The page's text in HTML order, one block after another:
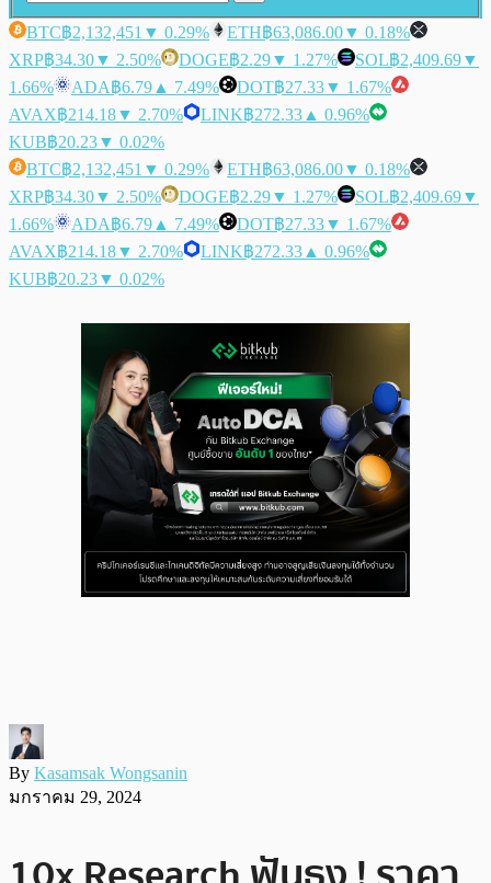
BTC฿2,132,451 ▼ 0.29% ETH฿63,086.00▼ 0.18%
XRP฿34.30▼ 2.50% DOGE฿2.29▼ 1.27% SOL฿2,409.69▼
1.66%
ADA฿6.79 ▲ 7.49% DOT฿27.33▼ 1.67%
AVAX฿214.18▼ 2.70% LINK฿272.33 ▲ 0.96%
KUB฿20.23▼ 0.02%
BTC฿2,132,451 ▼ 0.29% ETH฿63,086.00▼ 0.18%
XRP฿34.30▼ 2.50% DOGE฿2.29▼ 1.27% SOL฿2,409.69▼
1.66%
ADA฿6.79 ▲ 7.49% DOT฿27.33▼ 1.67%
AVAX฿214.18▼ 2.70% LINK฿272.33 ▲ 0.96%
KUB฿20.23▼ 0.02%
By Kasamsak Wongsanin
มกราคม 29, 2024